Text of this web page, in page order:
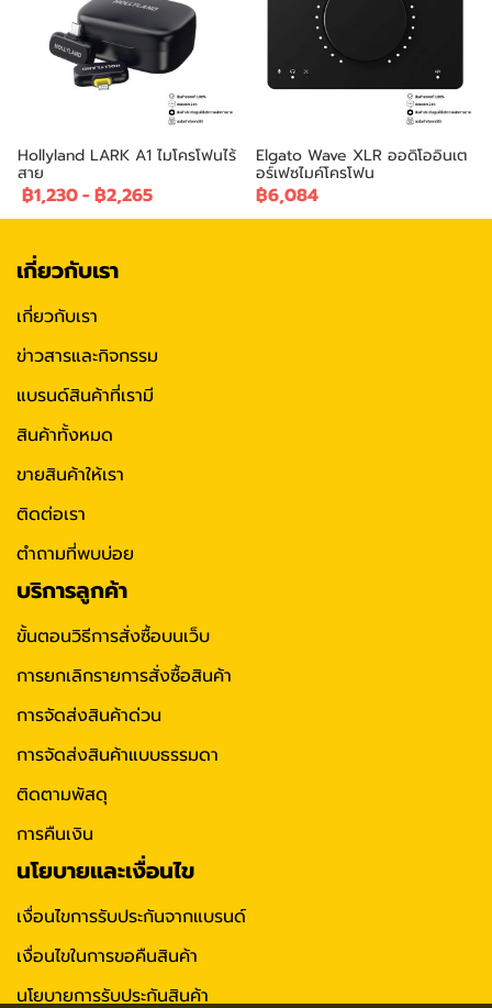
Hollyland LARK A1 ไมโครโฟนไร้
สาย
฿1,230- ฿2,265
Elgato Wave XLR ออดิโออินเต
อร์เฟซไมค์โครโฟน
฿6,084
เกี่ยวกับเรา
เกี่ยวกับเรา
ข่าวสารและกิจกรรม
แบรนด์สินค้าที่เรามี
สินค้าทั้งหมด
ขายสินค้าให้เรา
ติดต่อเรา
ตำถามที่พบบ่อย
บริการลูกค้า
ขั้นตอนวิธีการสั่งซื้อบนเว็บ
การยกเลิกรายการสั่งซื้อสินค้า
การจัดส่งสินค้าด่วน
การจัดส่งสินค้าแบบธรรมดา
ติดตามพัสดุ
การคืนเงิน
นโยบายและเงื่อนไข
เงื่อนไขการรับประกันจากแบรนด์
เงื่อนไขในการขอคืนสินค้า
นโยบายการรับประกันสินค้า